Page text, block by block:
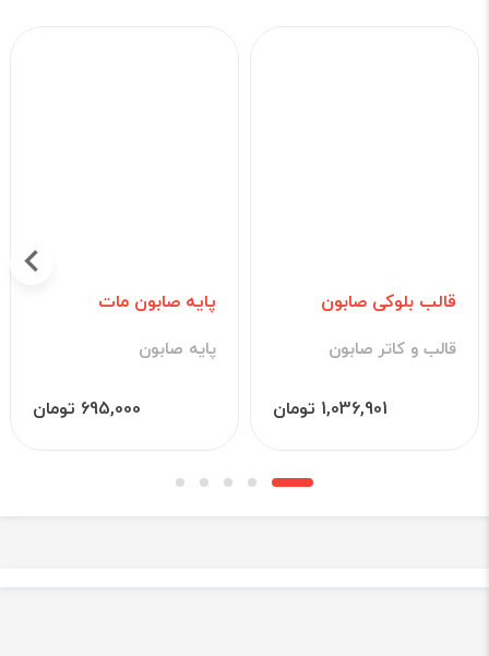
قالب بلوکی صابون
قالب و کاتر صابون
1,036,901 تومان
پایه صابون مات
پایه صابون
695,000 تومان